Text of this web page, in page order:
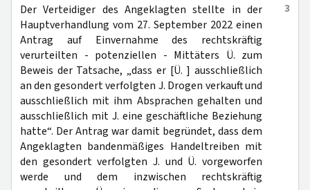
3
Der Verteidiger des Angeklagten stellte in der
Hauptverhandlung vom 27. September 2022 einen
Antrag auf Einvernahme des rechtskräftig
verurteilten - potenziellen - Mittäters Ü. zum
Beweis der Tatsache, „dass er [Ü. ] ausschließlich
an den gesondert verfolgten J. Drogen verkauft und
ausschließlich mit ihm Absprachen gehalten und
ausschließlich mit J. eine geschäftliche Beziehung
hatte“. Der Antrag war damit begründet, dass dem
Angeklagten bandenmäßiges Handeltreiben mit
den gesondert verfolgten J. und Ü. vorgeworfen
werde und dem inzwischen rechtskräftig